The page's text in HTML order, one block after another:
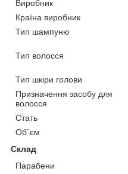
Виробник
Країна виробник
Тип шампуню
Тип волосся
Тип шкіри голови
Призначення засобу для
волосся
Стать
Об`єм
Склад
Парабени